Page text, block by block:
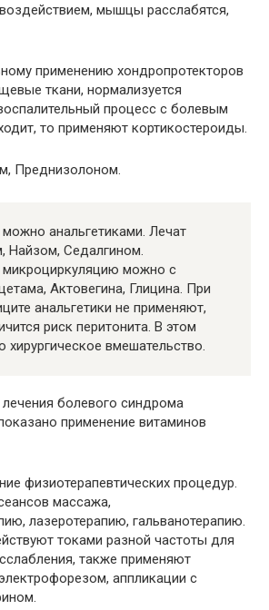
мышцы расслабятся,
применению хондропротекторов
ткани, нормализуется
процесс с болевым
то применяют кортикостероиды.
Преднизолоном.
анальгетиками. Лечат
Найзом, Седалгином.
микроциркуляцию можно с
Актовегина, Глицина. При
анальгетики не применяют,
риск перитонита. В этом
хирургическое вмешательство.
болевого синдрома
применение витаминов
физиотерапевтических процедур.
массажа,
лазеротерапию, гальванотерапию.
токами разной частоты для
также применяют
аппликации с